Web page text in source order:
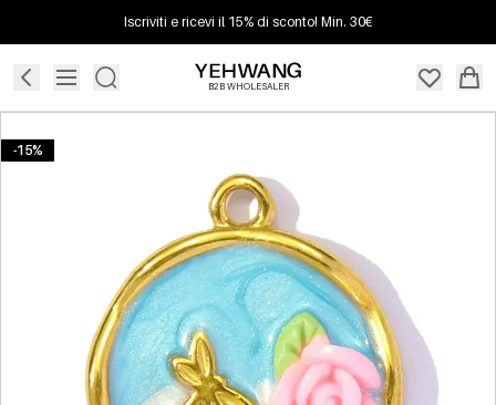
Iscriviti e ricevi il 15% di sconto! Min. 30€
B2B WHOLESALER
-15%